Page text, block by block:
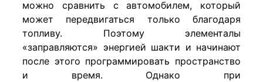
можно сравнить с автомобилем, который
может передвигаться только благодаря
топливу. Поэтому элементалы
«заправляются» энергией шакти и начинают
после этого программировать пространство
и время. Однако при